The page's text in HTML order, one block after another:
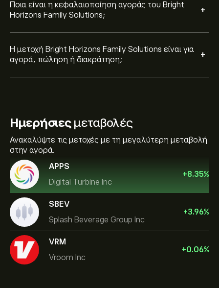
Ποια είναι η κεφαλαιοποίηση αγοράς του Bright
Horizons Family Solutions;
+
Η μετοχή Bright Horizons Family Solutions είναι για
αγορά, πώληση ή διακράτηση;
+
Ημερήσιεςμεταβολές
Ανακαλύψτε τις μετοχές με τη μεγαλύτερη μεταβολή
στην αγορά.
APPS
Digital Turbine Inc
+8.35%
SBEV
Splash Beverage Group Inc
+3.96%
VRM
Vroom Inc
+0.06%